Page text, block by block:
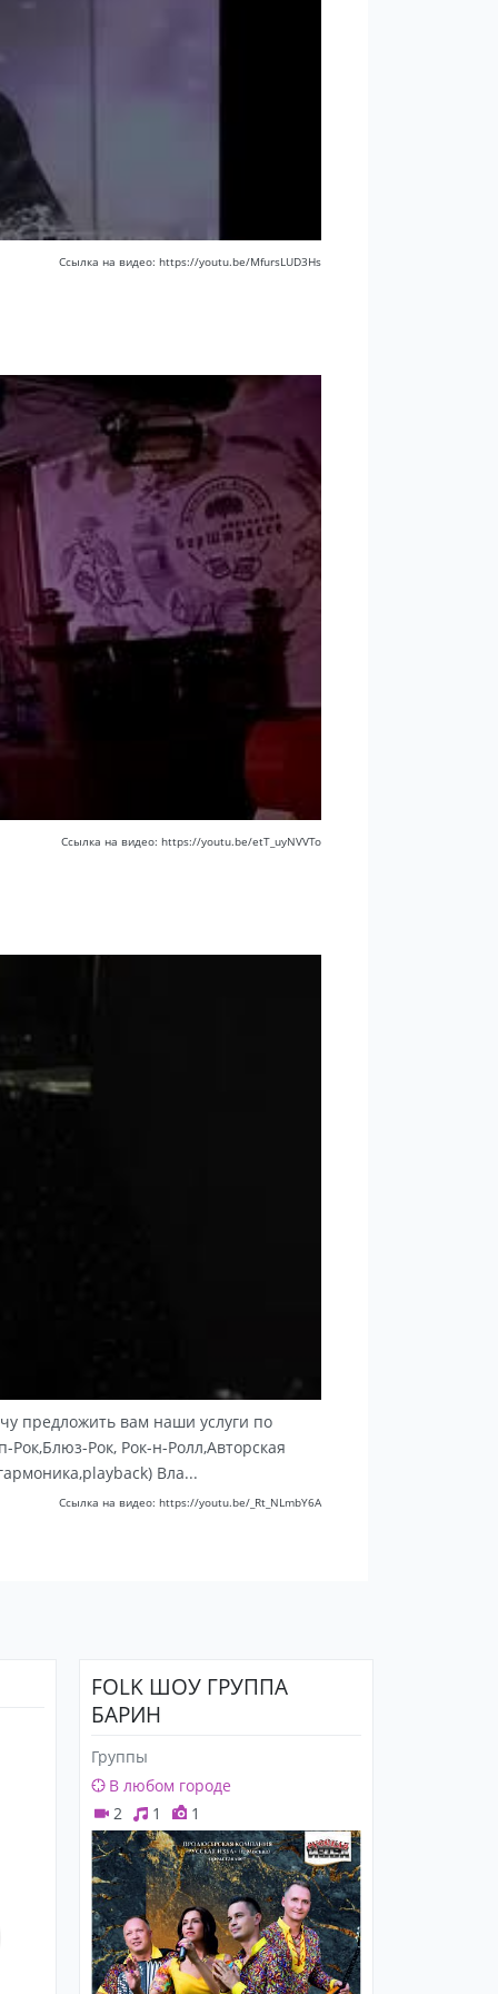
Ссылка на видео: https://youtu.be/MfursLUD3Hs
Ссылка на видео: https://youtu.be/etT_uyNVVTo
предложить вам наши услуги по
Рок, Рок-н-Ролл,Авторская
Вла...
Ссылка на видео: https://youtu.be/_Rt_NLmbY6A
FOLK ШОУ ГРУППА
БАРИН
Группы
В любом городе
2
1 1